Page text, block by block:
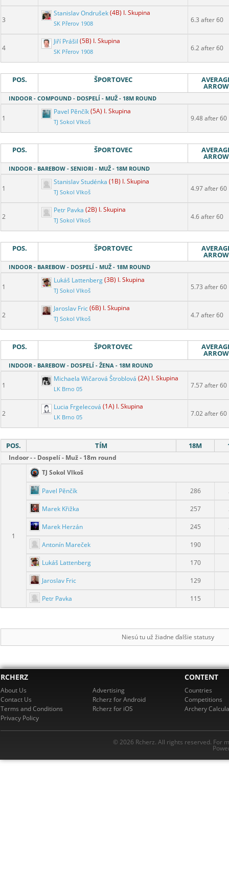
3
Stanislav Ondrušek(4B) I. Skupina
SK Přerov 1908 6.3 after 60
4
Jiří Prášil (5B) I. Skupina
SK Přerov 1908 6.2 after 60
POS. ŠPORTOVEC
ARROW
INDOOR - COMPOUND - DOSPELÍ - MUŽ - 18M ROUND
1
Pavel Pěnčík(5A) I. Skupina
TJ Sokol Vlkoš 9.48 after 60
POS. ŠPORTOVEC
ARROW
INDOOR - BAREBOW - SENIORI - MUŽ - 18M ROUND
1
Stanislav Studénka (1B) I. Skupina
TJ Sokol Vlkoš 4.97 after 60
2
Petr Pavka (2B) I. Skupina
TJ Sokol Vlkoš 4.6 after 60
POS. ŠPORTOVEC
ARROW
INDOOR - BAREBOW - DOSPELÍ - MUŽ - 18M ROUND
1
Lukáš Lattenberg(3B) I. Skupina
TJ Sokol Vlkoš 5.73 after 60
2
Jaroslav Fric(6B) I. Skupina
TJ Sokol Vlkoš 4.7 after 60
POS. ŠPORTOVEC
ARROW
INDOOR - BAREBOW - DOSPELÍ - ŽENA - 18M ROUND
1
Michaela Wičarová Štroblová (2A) I. Skupina
LK Brno 05 7.57 after 60
2
Lucia Frgelecová (1A) I. Skupina
LK Brno 05 7.02 after 60
POS. TÍM 18M
Indoor - - Dospelí - Muž - 18m round
1
TJ Sokol Vlkoš
Pavel Pěnčík 286
Marek Křižka 257
Marek Herzán 245
Antonín Mareček 190
Lukáš Lattenberg 170
Jaroslav Fric 129
Petr Pavka 115
Niesú tu už žiadne ďalšie statusy
RCHERZ
About Us
Contact Us
Terms and Conditions
Privacy Policy
Advertising
Rcherz for Android
Rcherz for iOS
CONTENT
Countries
Competitions
Archery
© 2026 Rcherz. All rights reserved. For